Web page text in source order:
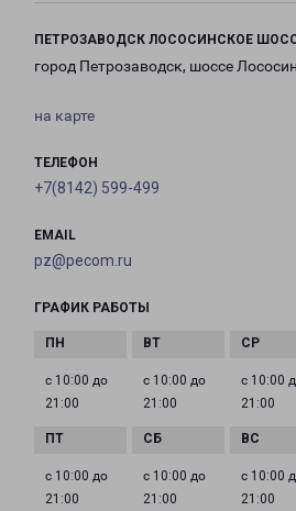
ПЕТРОЗАВОДСК ЛОСОСИНСКОЕ
город Петрозаводск, шоссе
на карте
ТЕЛЕФОН
+7(8142) 599-499
EMAIL
pz@pecom.ru
ГРАФИК РАБОТЫ
с 10:00 до
21:00
с 10:00 до
21:00
с 10:00
21:00
с 10:00 до
21:00
с 10:00 до
21:00
с 10:00
21:00